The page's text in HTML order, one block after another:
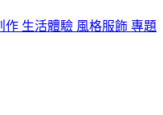
作 生活體驗 風格服飾 專題